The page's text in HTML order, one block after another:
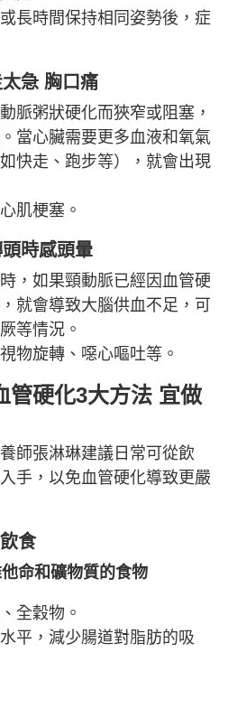
長時間保持相同姿勢後，症
急 胸口痛
脈粥狀硬化而狹窄或阻塞，
當心臟需要更多血液和氧氣
快走、跑步等），就會出現
肌梗塞。
時感頭暈
，如果頸動脈已經因血管硬
就會導致大腦供血不足，可
等情況。
物旋轉、噁心嘔吐等。
管硬化3大方法 宜做
師張淋琳建議日常可從飲
手，以免血管硬化導致更嚴
食
命和礦物質的食物
全穀物。
平，減少腸道對脂肪的吸